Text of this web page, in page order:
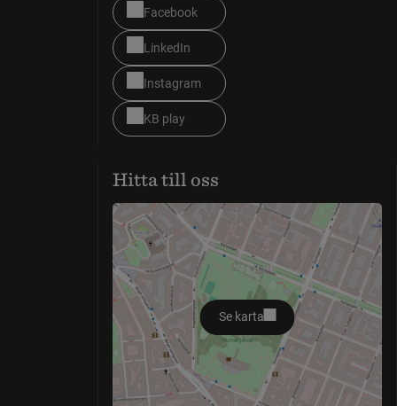
Facebook
LinkedIn
Instagram
KB play
Hitta till oss
Se karta
öppnas i nytt fönster